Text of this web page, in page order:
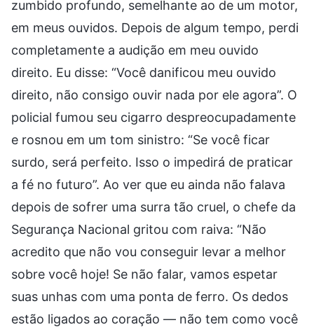
zumbido profundo, semelhante ao de um motor,
em meus ouvidos. Depois de algum tempo, perdi
completamente a audição em meu ouvido
direito. Eu disse: “Você danificou meu ouvido
direito, não consigo ouvir nada por ele agora”. O
policial fumou seu cigarro despreocupadamente
e rosnou em um tom sinistro: “Se você ficar
surdo, será perfeito. Isso o impedirá de praticar
a fé no futuro”. Ao ver que eu ainda não falava
depois de sofrer uma surra tão cruel, o chefe da
Segurança Nacional gritou com raiva: “Não
acredito que não vou conseguir levar a melhor
sobre você hoje! Se não falar, vamos espetar
suas unhas com uma ponta de ferro. Os dedos
estão ligados ao coração — não tem como você